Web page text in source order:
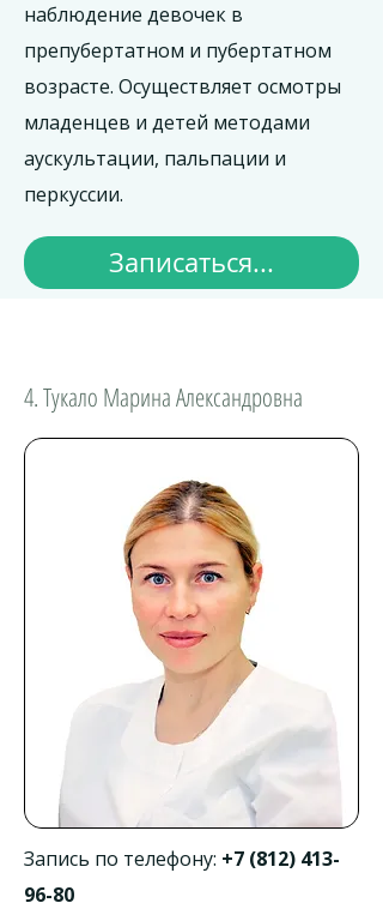
наблюдение девочек в
препубертатном и пубертатном
возрасте. Осуществляет осмотры
младенцев и детей методами
аускультации, пальпации и
перкуссии.
Записаться...
4. Тукало Марина Александровна
Запись по телефону: +7 (812) 413-
96-80